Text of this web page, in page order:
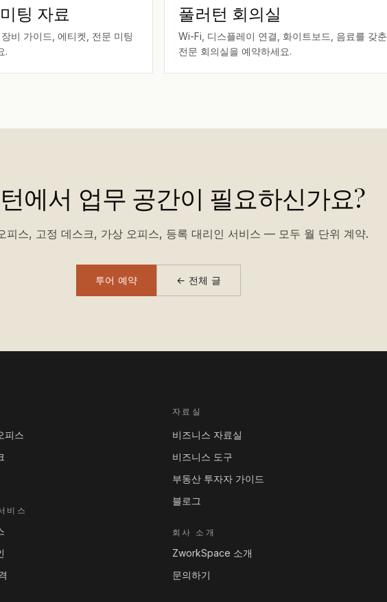
팅 자료
비 가이드, 에티켓, 전문 미팅
.
풀러턴 회의실
Wi-Fi, 디스플레이 연결, 화이트보드, 음료를 갖춘
전문 회의실을 예약하세요.
에서 업무 공간이 필요하신가요?
피스, 고정 데스크, 가상 오피스, 등록 대리인 서비스 — 모두 월 단위 계약.
투어 예약 ← 전체 글
피스
비스
자료실
비즈니스 자료실
비즈니스 도구
부동산 투자자 가이드
블로그
회사 소개
ZworkSpace 소개
문의하기